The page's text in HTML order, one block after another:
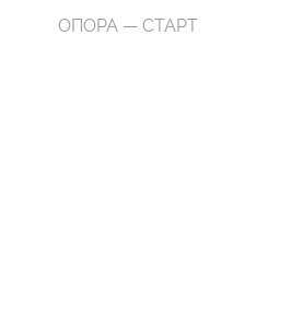
ОПОРА — СТАРТ